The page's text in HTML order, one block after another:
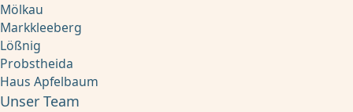
Mölkau
Markkleeberg
Lößnig
Probstheida
Haus Apfelbaum
Unser Team